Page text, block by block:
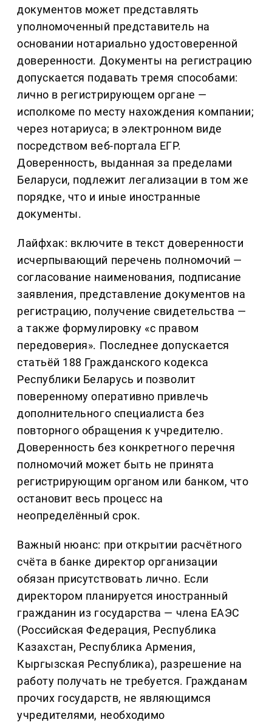
документов может представлять
уполномоченный представитель на
основании нотариально удостоверенной
доверенности. Документы на регистрацию
допускается подавать тремя способами:
лично в регистрирующем органе —
исполкоме по месту нахождения компании;
через нотариуса; в электронном виде
посредством веб-портала ЕГР.
Доверенность, выданная за пределами
Беларуси, подлежит легализации в том же
порядке, что и иные иностранные
документы.
Лайфхак: включите в текст доверенности
исчерпывающий перечень полномочий —
согласование наименования, подписание
заявления, представление документов на
регистрацию, получение свидетельства —
а также формулировку «с правом
передоверия». Последнее допускается
статьёй 188 Гражданского кодекса
Республики Беларусь и позволит
поверенному оперативно привлечь
дополнительного специалиста без
повторного обращения к учредителю.
Доверенность без конкретного перечня
полномочий может быть не принята
регистрирующим органом или банком, что
остановит весь процесс на
неопределённый срок.
Важный нюанс: при открытии расчётного
счёта в банке директор организации
обязан присутствовать лично. Если
директором планируется иностранный
гражданин из государства — члена ЕАЭС
(Российская Федерация, Республика
Казахстан, Республика Армения,
Кыргызская Республика), разрешение на
работу получать не требуется. Гражданам
прочих государств, не являющимся
учредителями, необходимо